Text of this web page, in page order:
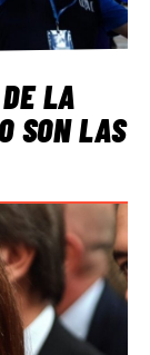
LA
SON LAS